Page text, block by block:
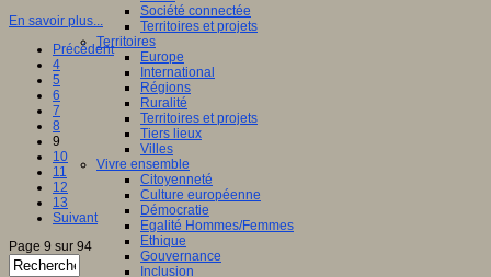
Société connectée
Territoires et projets
Territoires
Europe
International
Régions
Ruralité
Territoires et projets
Tiers lieux
Villes
Vivre ensemble
Citoyenneté
Culture européenne
Démocratie
Egalité Hommes/Femmes
Ethique
Gouvernance
Inclusion
En savoir plus...
Précédent
4
5
6
7
8
9
10
11
12
13
Suivant
Page 9 sur 94